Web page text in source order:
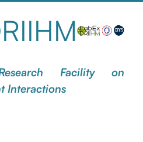
Facility on
Interactions